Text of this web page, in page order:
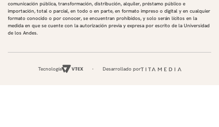
comunicación pública, transformación, distribución, alquiler, préstamo público e
importación, total o parcial, en todo o en parte, en formato impreso o digital y en cualquier
formato conocido o por conocer, se encuentran prohibidos, y solo serán lícitos en la
medida en que se cuente con la autorización previa y expresa por escrito de la Universidad
de los Andes.
Tecnología Desarrollado por